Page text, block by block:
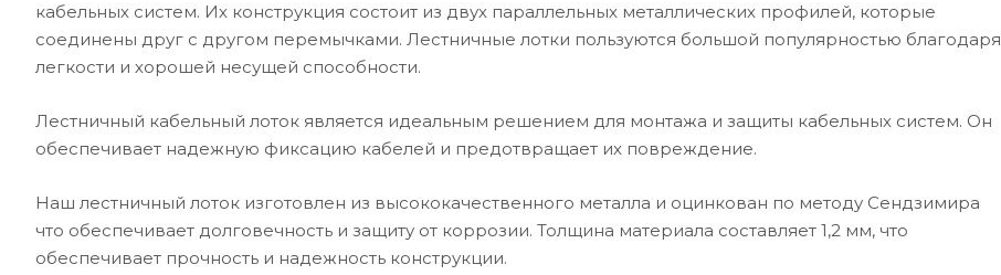
кабельных систем. Их конструкция состоит из двух параллельных металлических профилей, которые
соединены друг с другом перемычками. Лестничные лотки пользуются большой популярностью благодаря
легкости и хорошей несущей способности.
Лестничный кабельный лоток является идеальным решением для монтажа и защиты кабельных систем. Он
обеспечивает надежную фиксацию кабелей и предотвращает их повреждение.
Наш лестничный лоток изготовлен из высококачественного металла и оцинкован по методу Сендзимира
что обеспечивает долговечность и защиту от коррозии. Толщина материала составляет 1,2 мм, что
обеспечивает прочность и надежность конструкции.